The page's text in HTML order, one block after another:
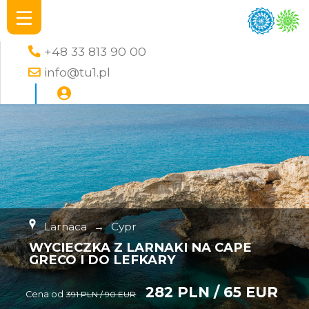
+48 33 813 90 00
info@tu1.pl
Larnaca → Cypr
WYCIECZKA Z LARNAKI NA CAPE
GRECO I DO LEFKARY
Cena od 391 PLN / 90 EUR 282 PLN / 65 EUR